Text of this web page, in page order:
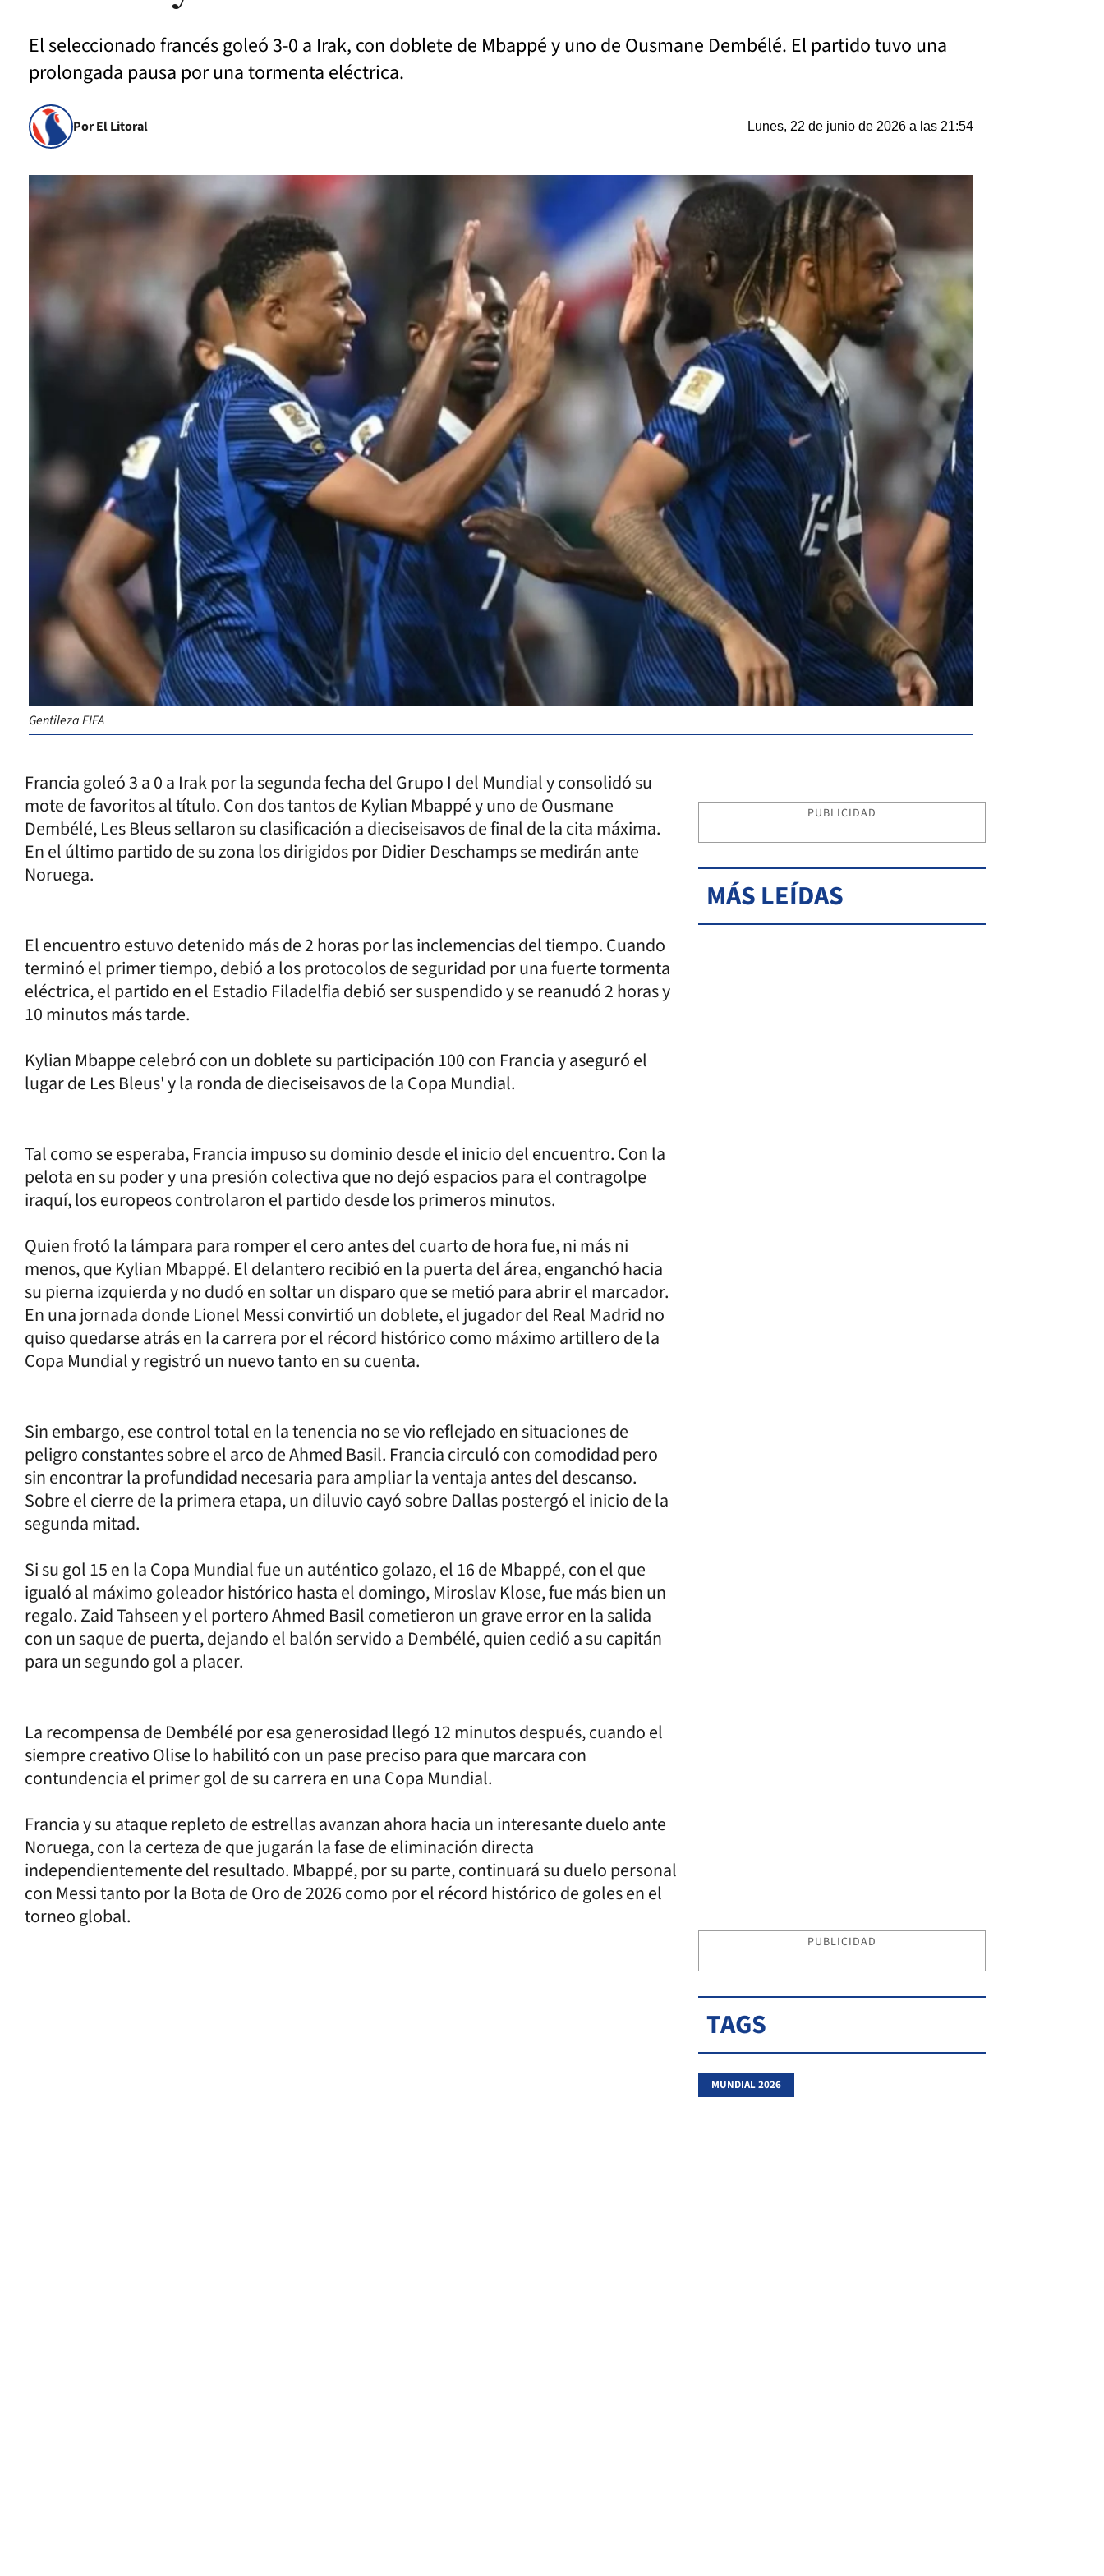
El seleccionado francés goleó 3-0 a Irak, con doblete de Mbappé y uno de Ousmane Dembélé. El partido tuvo una
prolongada pausa por una tormenta eléctrica.
Por El Litoral Lunes, 22 de junio de 2026 a las 21:54
Gentileza FIFA
Francia goleó 3 a 0 a Irak por la segunda fecha del Grupo I del Mundial y consolidó su
mote de favoritos al título. Con dos tantos de Kylian Mbappé y uno de Ousmane
Dembélé, Les Bleus sellaron su clasificación a dieciseisavos de final de la cita máxima.
En el último partido de su zona los dirigidos por Didier Deschamps se medirán ante
Noruega.
El encuentro estuvo detenido más de 2 horas por las inclemencias del tiempo. Cuando
terminó el primer tiempo, debió a los protocolos de seguridad por una fuerte tormenta
eléctrica, el partido en el Estadio Filadelfia debió ser suspendido y se reanudó 2 horas y
10 minutos más tarde.
Kylian Mbappe celebró con un doblete su participación 100 con Francia y aseguró el
lugar de Les Bleus' y la ronda de dieciseisavos de la Copa Mundial.
Tal como se esperaba, Francia impuso su dominio desde el inicio del encuentro. Con la
pelota en su poder y una presión colectiva que no dejó espacios para el contragolpe
iraquí, los europeos controlaron el partido desde los primeros minutos.
Quien frotó la lámpara para romper el cero antes del cuarto de hora fue, ni más ni
menos, que Kylian Mbappé. El delantero recibió en la puerta del área, enganchó hacia
su pierna izquierda y no dudó en soltar un disparo que se metió para abrir el marcador.
En una jornada donde Lionel Messi convirtió un doblete, el jugador del Real Madrid no
quiso quedarse atrás en la carrera por el récord histórico como máximo artillero de la
Copa Mundial y registró un nuevo tanto en su cuenta.
Sin embargo, ese control total en la tenencia no se vio reflejado en situaciones de
peligro constantes sobre el arco de Ahmed Basil. Francia circuló con comodidad pero
sin encontrar la profundidad necesaria para ampliar la ventaja antes del descanso.
Sobre el cierre de la primera etapa, un diluvio cayó sobre Dallas postergó el inicio de la
segunda mitad.
Si su gol 15 en la Copa Mundial fue un auténtico golazo, el 16 de Mbappé, con el que
igualó al máximo goleador histórico hasta el domingo, Miroslav Klose, fue más bien un
regalo. Zaid Tahseen y el portero Ahmed Basil cometieron un grave error en la salida
con un saque de puerta, dejando el balón servido a Dembélé, quien cedió a su capitán
para un segundo gol a placer.
La recompensa de Dembélé por esa generosidad llegó 12 minutos después, cuando el
siempre creativo Olise lo habilitó con un pase preciso para que marcara con
contundencia el primer gol de su carrera en una Copa Mundial.
Francia y su ataque repleto de estrellas avanzan ahora hacia un interesante duelo ante
Noruega, con la certeza de que jugarán la fase de eliminación directa
independientemente del resultado. Mbappé, por su parte, continuará su duelo personal
con Messi tanto por la Bota de Oro de 2026 como por el récord histórico de goles en el
torneo global.
PUBLICIDAD
MÁS LEÍDAS
PUBLICIDAD
TAGS
MUNDIAL 2026